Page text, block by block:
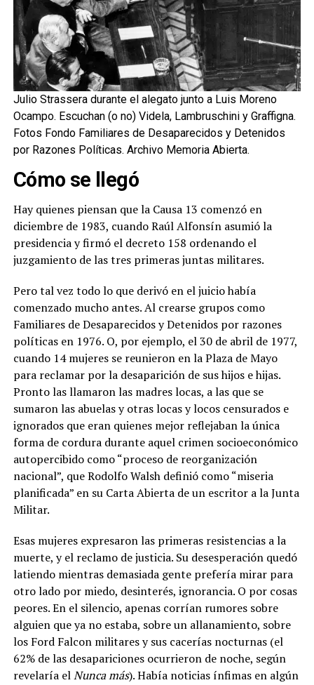
Julio Strassera durante el alegato junto a Luis Moreno
Ocampo. Escuchan (o no) Videla, Lambruschini y Graffigna.
Fotos Fondo Familiares de Desaparecidos y Detenidos
por Razones Políticas. Archivo Memoria Abierta.
Cómo se llegó
Hay quienes piensan que la Causa 13 comenzó en
diciembre de 1983, cuando Raúl Alfonsín asumió la
presidencia y firmó el decreto 158 ordenando el
juzgamiento de las tres primeras juntas militares.
Pero tal vez todo lo que derivó en el juicio había
comenzado mucho antes. Al crearse grupos como
Familiares de Desaparecidos y Detenidos por razones
políticas en 1976. O, por ejemplo, el 30 de abril de 1977,
cuando 14 mujeres se reunieron en la Plaza de Mayo
para reclamar por la desaparición de sus hijos e hijas.
Pronto las llamaron las madres locas, a las que se
sumaron las abuelas y otras locas y locos censurados e
ignorados que eran quienes mejor reflejaban la única
forma de cordura durante aquel crimen socioeconómico
autopercibido como “proceso de reorganización
nacional”, que Rodolfo Walsh definió como “miseria
planificada” en su Carta Abierta de un escritor a la Junta
Militar.
Esas mujeres expresaron las primeras resistencias a la
muerte, y el reclamo de justicia. Su desesperación quedó
latiendo mientras demasiada gente prefería mirar para
otro lado por miedo, desinterés, ignorancia. O por cosas
peores. En el silencio, apenas corrían rumores sobre
alguien que ya no estaba, sobre un allanamiento, sobre
los Ford Falcon militares y sus cacerías nocturnas (el
62% de las desapariciones ocurrieron de noche, según
revelaría elNunca más). Había noticias ínfimas en algún